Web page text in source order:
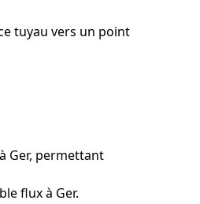
tuyau vers un point
Ger, permettant
flux à Ger.